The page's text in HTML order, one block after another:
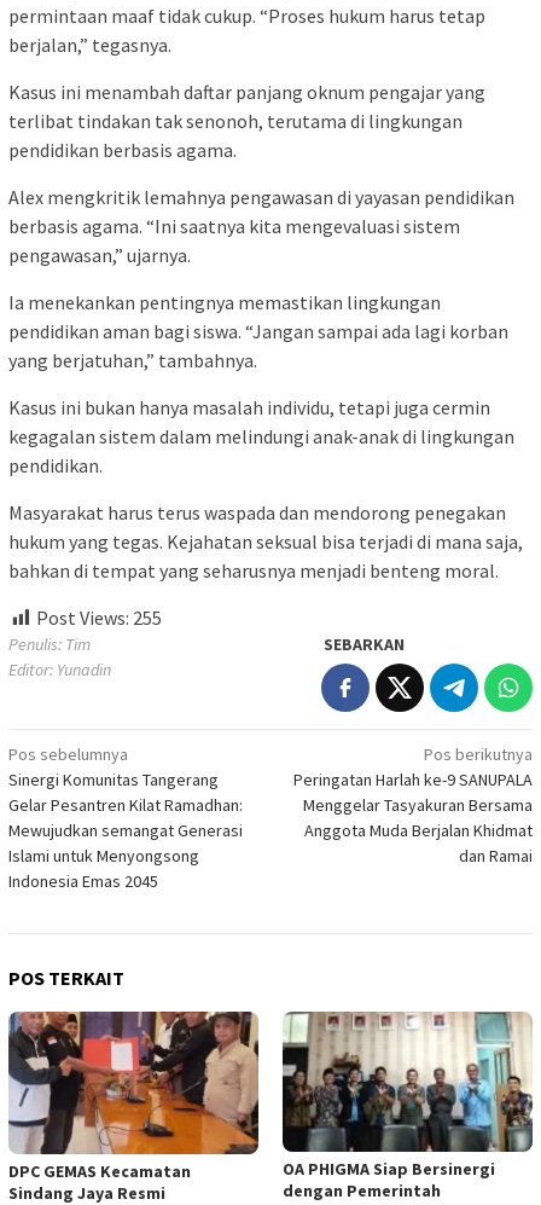
permintaan maaf tidak cukup. “Proses hukum harus tetap
berjalan,” tegasnya.
Kasus ini menambah daftar panjang oknum pengajar yang
terlibat tindakan tak senonoh, terutama di lingkungan
pendidikan berbasis agama.
Alex mengkritik lemahnya pengawasan di yayasan pendidikan
berbasis agama. “Ini saatnya kita mengevaluasi sistem
pengawasan,” ujarnya.
Ia menekankan pentingnya memastikan lingkungan
pendidikan aman bagi siswa. “Jangan sampai ada lagi korban
yang berjatuhan,” tambahnya.
Kasus ini bukan hanya masalah individu, tetapi juga cermin
kegagalan sistem dalam melindungi anak-anak di lingkungan
pendidikan.
Masyarakat harus terus waspada dan mendorong penegakan
hukum yang tegas. Kejahatan seksual bisa terjadi di mana saja,
bahkan di tempat yang seharusnya menjadi benteng moral.
Post Views: 255
Penulis: Tim
Editor: Yunadin
SEBARKAN
Navigasi
pos
Pos sebelumnya
Sinergi Komunitas Tangerang
Gelar Pesantren Kilat Ramadhan:
Mewujudkan semangat Generasi
Islami untuk Menyongsong
Indonesia Emas 2045
Pos berikutnya
Peringatan Harlah ke-9 SANUPALA
Menggelar Tasyakuran Bersama
Anggota Muda Berjalan Khidmat
dan Ramai
POS TERKAIT
DPC GEMAS Kecamatan
Sindang Jaya Resmi
OA PHIGMA Siap Bersinergi
dengan Pemerintah